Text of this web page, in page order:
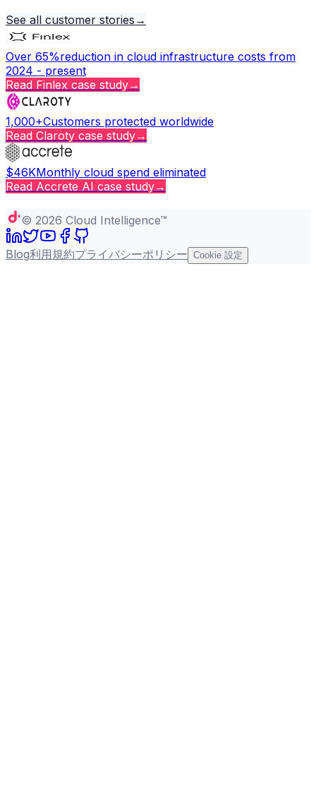
See all customer stories →
Over 65%reduction in cloud infrastructure costs from
2024 - present
Read Finlex case study→
1,000+Customers protected worldwide
Read Claroty case study→
$46KMonthly cloud spend eliminated
Read Accrete AI case study→
© 2026 Cloud Intelligence™
Blog利用規約プライバシーポリシー Cookie 設定